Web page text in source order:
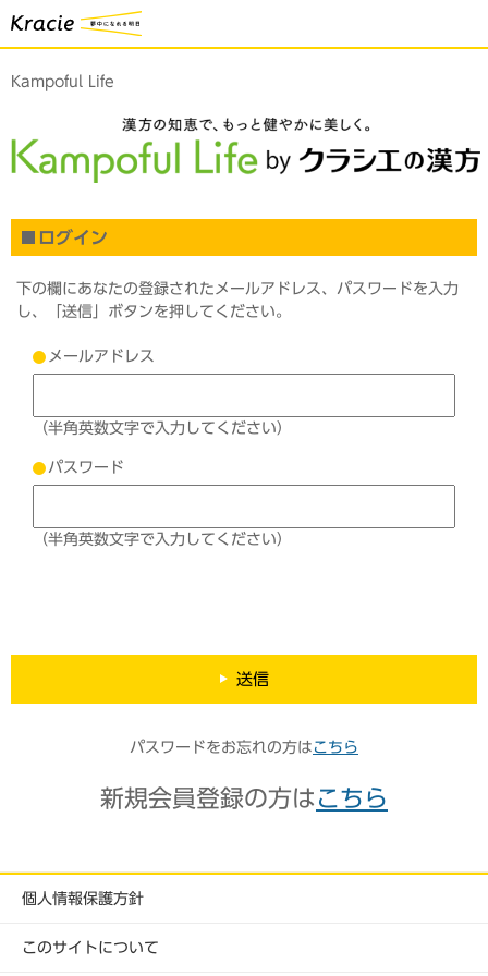
Kampoful Life
ログイン
下の欄にあなたの登録されたメールアドレス、パスワードを入力
し、「送信」ボタンを押してください。
メールアドレス
（半角英数文字で入力してください）
パスワード
（半角英数文字で入力してください）
送信
パスワードをお忘れの方は こちら
新規会員登録の方は こちら
個人情報保護方針
このサイトについて